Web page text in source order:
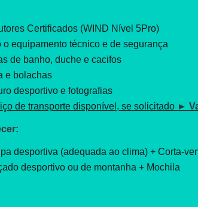
Certificados (WIND Nível 5Pro)
o equipamento técnico e de segurança
de banho, duche e cacifos
e bolachas
desportivo e fotografias
de transporte disponível, se solicitado ►
desportiva (adequada ao clima) + Corta-
desportivo ou de montanha + Mochila